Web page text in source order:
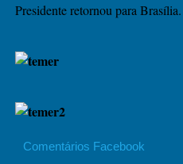
Presidente retornou para Brasília.
Comentários Facebook